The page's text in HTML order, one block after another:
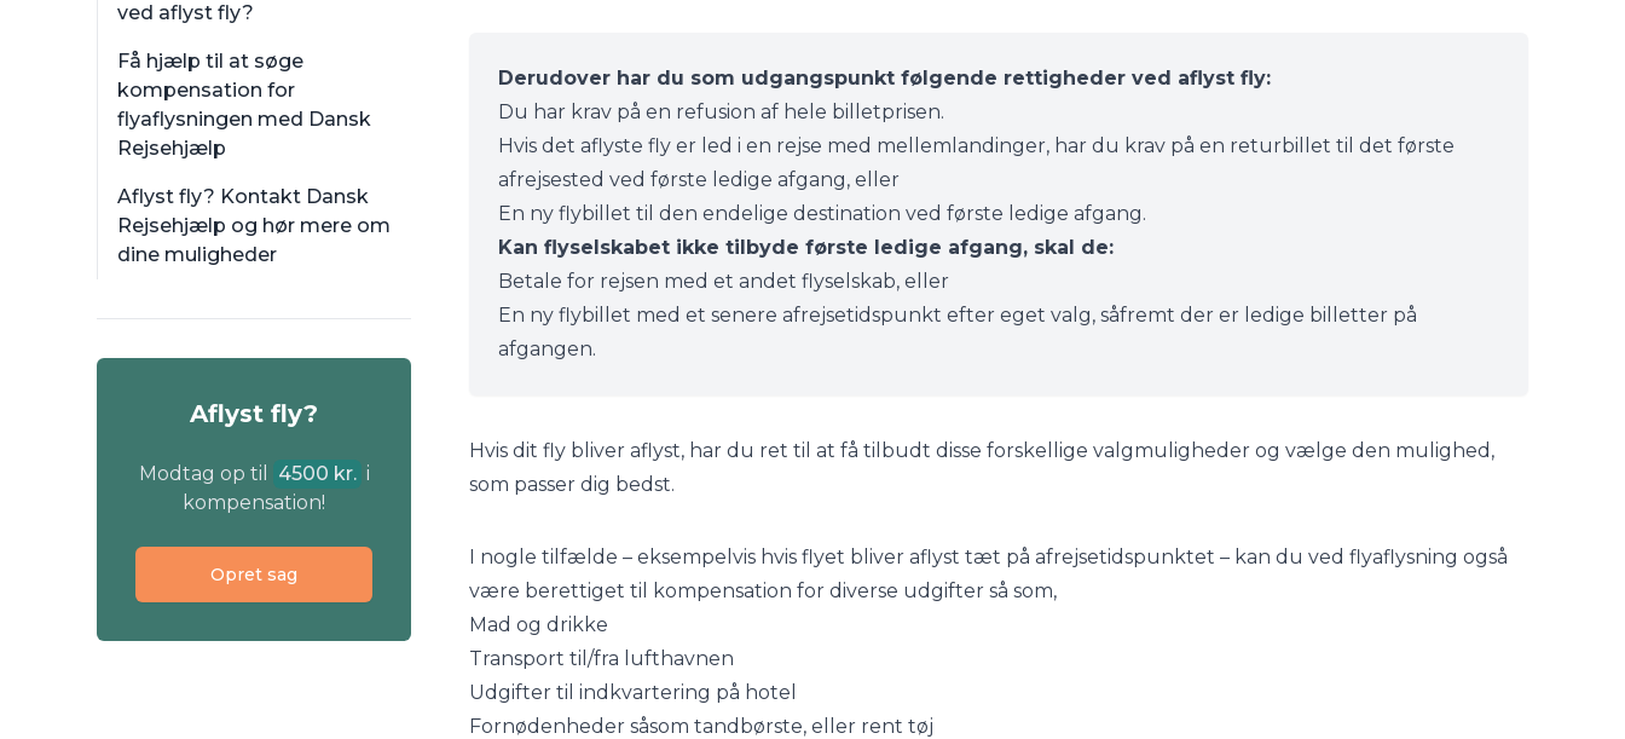
ved aflyst fly?
Få hjælp til at søge
kompensation for
flyaflysningen med Dansk
Rejsehjælp
Aflyst fly? Kontakt Dansk
Rejsehjælp og hør mere om
dine muligheder
Aflyst fly?
Modtag op til 4500 kr. i
kompensation!
Opret sag
Derudover har du som udgangspunkt følgende rettigheder ved aflyst fly:
Du har krav på en refusion af hele billetprisen.
Hvis det aflyste fly er led i en rejse med mellemlandinger, har du krav på en returbillet til det første
afrejsested ved første ledige afgang, eller
En ny flybillet til den endelige destination ved første ledige afgang.
Kan flyselskabet ikke tilbyde første ledige afgang, skal de:
Betale for rejsen med et andet flyselskab, eller
En ny flybillet med et senere afrejsetidspunkt efter eget valg, såfremt der er ledige billetter på
afgangen.
Hvis dit fly bliver aflyst, har du ret til at få tilbudt disse forskellige valgmuligheder og vælge den mulighed,
som passer dig bedst.
I nogle tilfælde – eksempelvis hvis flyet bliver aflyst tæt på afrejsetidspunktet – kan du ved flyaflysning også
være berettiget til kompensation for diverse udgifter så som,
Mad og drikke
Transport til/fra lufthavnen
Udgifter til indkvartering på hotel
Fornødenheder såsom tandbørste, eller rent tøj